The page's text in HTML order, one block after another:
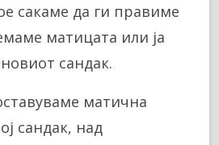
сакаме да ги правиме
матицата или ја
сандак.
матична
сандак, над